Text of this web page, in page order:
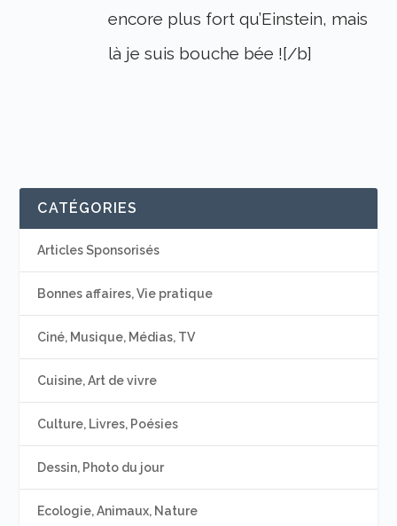
encore plus fort qu’Einstein, mais
là je suis bouche bée ![/b]
CATÉGORIES
Articles Sponsorisés
Bonnes affaires, Vie pratique
Ciné, Musique, Médias, TV
Cuisine, Art de vivre
Culture, Livres, Poésies
Dessin, Photo du jour
Ecologie, Animaux, Nature